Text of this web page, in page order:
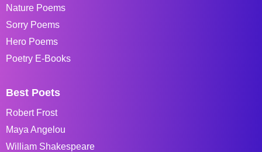
Nature Poems
Sorry Poems
Hero Poems
Poetry E-Books
Best Poets
Robert Frost
Maya Angelou
William Shakespeare